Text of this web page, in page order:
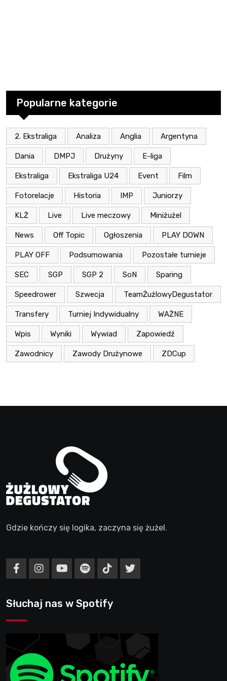
Popularne kategorie
2. Ekstraliga Analiza Anglia Argentyna
Dania DMPJ Drużyny E-liga
Ekstraliga Ekstraliga U24 Event Film
Fotorelacje Historia IMP Juniorzy
KLŻ Live Live meczowy Miniżużel
News Off Topic Ogłoszenia PLAY DOWN
PLAY OFF Podsumowania Pozostałe turnieje
SEC SGP SGP 2 SoN Sparing
Speedrower Szwecja TeamŻużlowyDegustator
Transfery Turniej Indywidualny WAŻNE
Wpis Wyniki Wywiad Zapowiedź
Zawodnicy Zawody Drużynowe ZDCup
Gdzie kończy się logika, zaczyna się żużel.
Słuchaj nas w Spotify